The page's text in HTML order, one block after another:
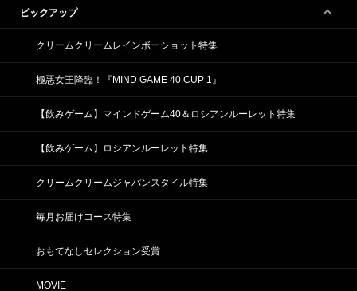
ピックアップ
クリームクリームレインボーショット特集
極悪女王降臨！『MIND GAME 40 CUP 1』
【飲みゲーム】マインドゲーム40＆ロシアンルーレット特集
【飲みゲーム】ロシアンルーレット特集
クリームクリームジャパンスタイル特集
毎月お届けコース特集
おもてなしセレクション受賞
MOVIE